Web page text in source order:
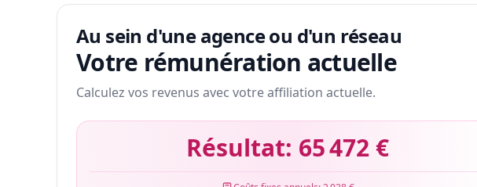
Au sein d'une agence ou d'un réseau
Votre rémunération actuelle
Calculez vos revenus avec votre affiliation actuelle.
Résultat: 65 472 €